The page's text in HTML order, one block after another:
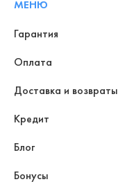
МЕНЮ
Гарантия
Оплата
Доставка и возвраты
Кредит
Блог
Бонусы